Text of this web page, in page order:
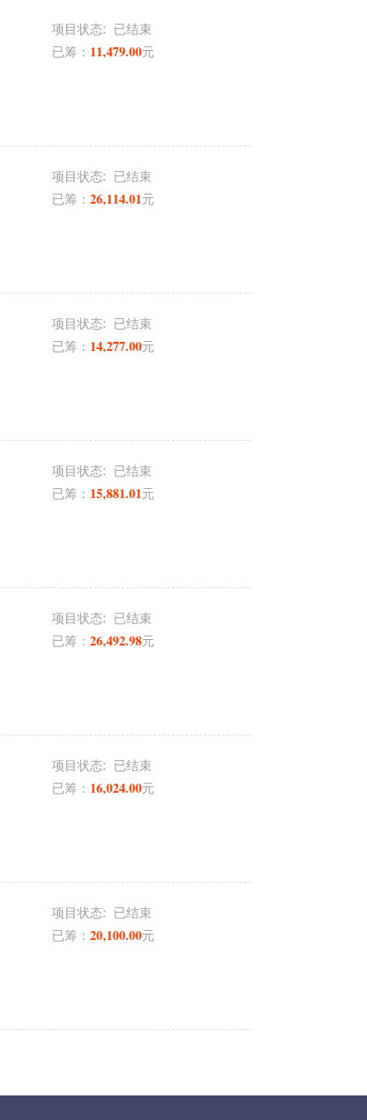
项目状态: 已结束
已筹： 11,479.00元
项目状态: 已结束
已筹： 26,114.01元
项目状态: 已结束
已筹： 14,277.00元
项目状态: 已结束
已筹： 15,881.01元
项目状态: 已结束
已筹： 26,492.98元
项目状态: 已结束
已筹： 16,024.00元
项目状态: 已结束
已筹： 20,100.00元